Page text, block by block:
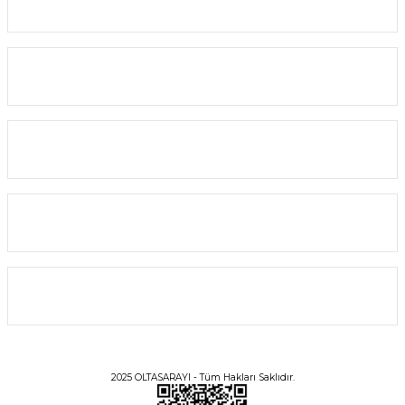
2025 OLTASARAYI - Tüm Hakları Saklıdır.